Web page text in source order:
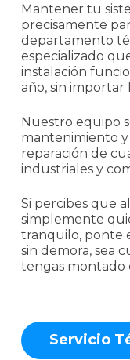
Mantener tu
precisamente
departamento
especializado
instalación
año, sin importar
Nuestro equipo
mantenimiento
reparación de
industriales y
Si percibes que
simplemente
tranquilo, ponte
sin demora, sea
tengas
Servicio T